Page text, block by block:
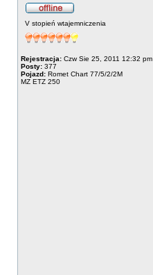
V stopień wtajemniczenia
Rejestracja: Czw Sie 25, 2011 12:32 pm
Posty: 377
Pojazd: Romet Chart 77/5/2/2M
MZ ETZ 250